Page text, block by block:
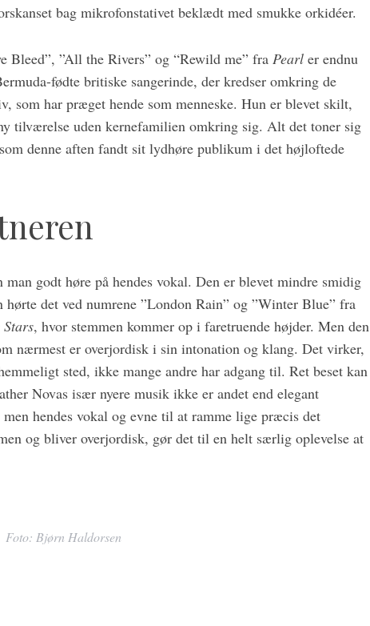
bag mikrofonstativet beklædt med smukke orkidéer.
Bleed”, ”All the Rivers” og “Rewild me” fra Pearl er endnu
fødte britiske sangerinde, der kredser omkring de
som har præget hende som menneske. Hun er blevet skilt,
tilværelse uden kernefamilien omkring sig. Alt det toner sig
denne aften fandt sit lydhøre publikum i det højloftede
godt høre på hendes vokal. Den er blevet mindre smidig
det ved numrene ”London Rain” og ”Winter Blue” fra
, hvor stemmen kommer op i faretruende højder. Men den
nærmest er overjordisk i sin intonation og klang. Det virker,
sted, ikke mange andre har adgang til. Ret beset kan
Novas især nyere musik ikke er andet end elegant
hendes vokal og evne til at ramme lige præcis det
og bliver overjordisk, gør det til en helt særlig oplevelse at
Foto: Bjørn Haldorsen